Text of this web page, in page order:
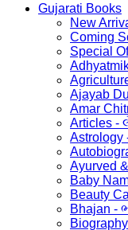
Gujarati Books
New
Coming
Special
Ajayab
Amar
Articles -
Astrology
Ayurved
Baby
Beauty
Bhajan -